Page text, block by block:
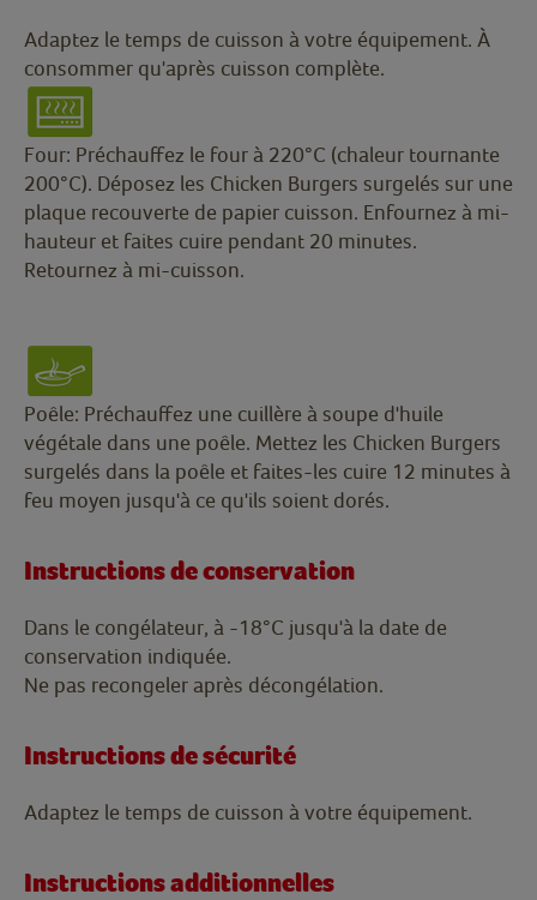
Adaptez le temps de cuisson à votre équipement. À
consommer qu'après cuisson complète.
Four: Préchauffez le four à 220°C (chaleur tournante
200°C). Déposez les Chicken Burgers surgelés sur une
plaque recouverte de papier cuisson. Enfournez à mi-
hauteur et faites cuire pendant 20 minutes.
Retournez à mi-cuisson.
Poêle: Préchauffez une cuillère à soupe d'huile
végétale dans une poêle. Mettez les Chicken Burgers
surgelés dans la poêle et faites-les cuire 12 minutes à
feu moyen jusqu'à ce qu'ils soient dorés.
Instructions de conservation
Dans le congélateur, à -18°C jusqu'à la date de
conservation indiquée.
Ne pas recongeler après décongélation.
Instructions de sécurité
Adaptez le temps de cuisson à votre équipement.
Instructions additionnelles